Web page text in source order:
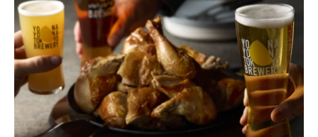
【2026年グルメトレンド】旨辛
【2026年最新】注目の飲食店フ